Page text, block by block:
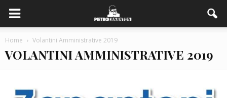
Home Volantini Amministrative 2019
VOLANTINI AMMINISTRATIVE 2019